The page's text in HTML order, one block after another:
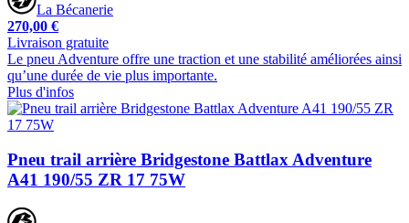
La Bécanerie
270,00 €
Livraison gratuite
Le pneu Adventure offre une traction et une stabilité améliorées ainsi
qu’une durée de vie plus importante.
Plus d'infos
Pneu trail arrière Bridgestone Battlax Adventure
A41 190/55 ZR 17 75W